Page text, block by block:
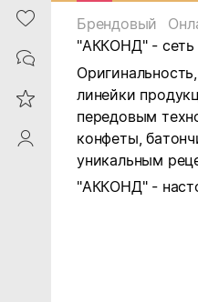
Heart
Contacts
Reviews
ProfileSaby
Брендовый
"АККОНД" -
линейки
передовым
конфеты,
уникальным
"АККОНД" -